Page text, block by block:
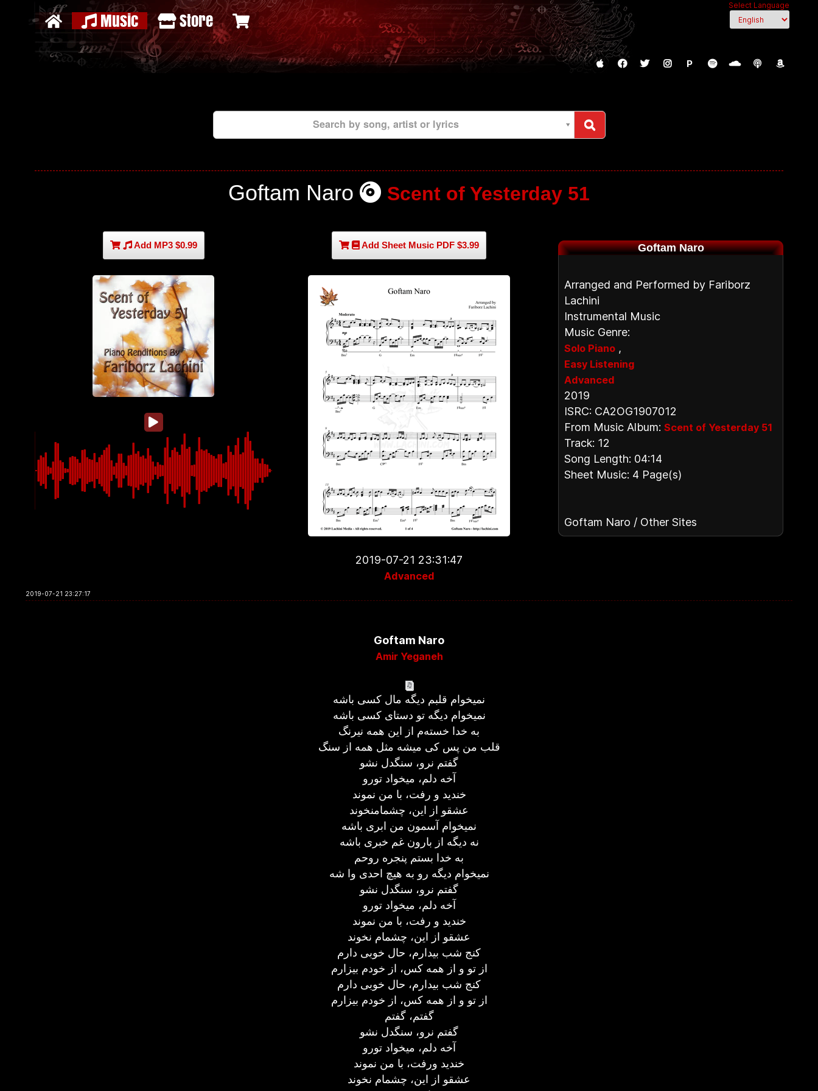
Select Language
Music Store
P
Search by song, artist or lyrics
Goftam Naro Scent of Yesterday 51
Add MP3 $0.99 Add Sheet Music PDF $3.99
2019-07-21 23:31:47
Advanced
Goftam Naro
Arranged and Performed by Fariborz
Lachini
Instrumental Music
Music Genre:
Solo Piano ,
Easy Listening
Advanced
2019
ISRC: CA2OG1907012
From Music Album: Scent of Yesterday 51
Track: 12
Song Length: 04:14
Sheet Music: 4 Page(s)
Goftam Naro / Other Sites
2019-07-21 23:27:17
Goftam Naro
Amir Yeganeh
نمیخوام قلبم دیگه مال کسی باشه
نمیخوام دیگه تو دستای کسی باشه
به خدا خسته‌م از این همه نیرنگ
قلب من پس کی میشه مثل همه از سنگ
گفتم نرو، سنگدل نشو
آخه دلم، میخواد تورو
خندید و رفت، با من نموند
عشقو از این، چشمامنخوند
نمیخوام آسمون من ابری باشه
نه دیگه از بارون غم خبری باشه
به خدا بستم پنجره روحم
نمیخوام دیگه رو به هیچ احدی وا شه
گفتم نرو، سنگدل نشو
آخه دلم، میخواد تورو
خندید و رفت، با من نموند
عشقو از این، چشمام نخوند
کنج شب بیدارم، حال خوبی دارم
از تو و از همه کس، از خودم بیزارم
کنج شب بیدارم، حال خوبی دارم
از تو و از همه کس، از خودم بیزارم
گفتم، گفتم
گفتم نرو، سنگدل نشو
آخه دلم، میخواد تورو
خندید ورفت، با من نموند
عشقو از این، چشمام نخوند